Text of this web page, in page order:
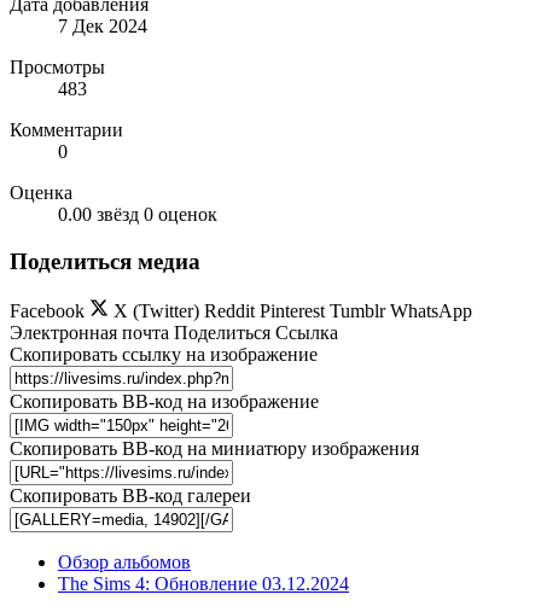
Дата добавления
7 Дек 2024
Просмотры
483
Комментарии
0
Оценка
0.00 звёзд 0 оценок
Поделиться медиа
Facebook X (Twitter) Reddit Pinterest Tumblr WhatsApp
Электронная почта Поделиться Ссылка
Скопировать ссылку на изображение
Скопировать BB-код на изображение
Скопировать BB-код на миниатюру изображения
Скопировать BB-код галереи
Обзор альбомов
The Sims 4: Обновление 03.12.2024